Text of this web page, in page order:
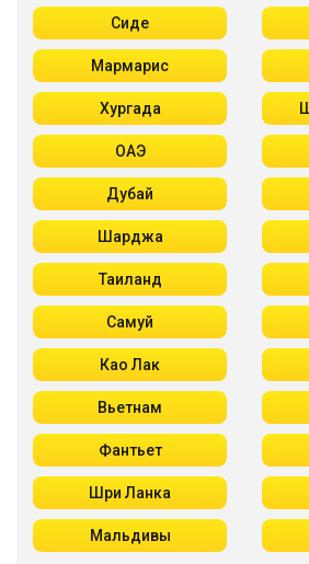
Сиде
Мармарис
Хургада
ОАЭ
Дубай
Шарджа
Таиланд
Самуй
Као Лак
Вьетнам
Фантьет
Шри Ланка
Мальдивы